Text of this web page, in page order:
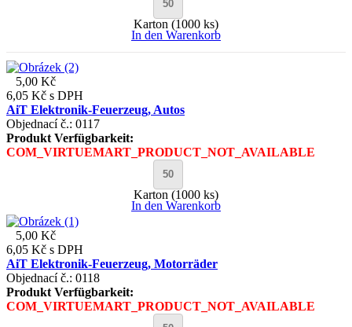
Karton (1000 ks)
In den Warenkorb
5,00 Kč
6,05 Kč s DPH
AiT Elektronik-Feuerzeug, Autos
Objednací č.: 0117
Produkt Verfügbarkeit:
COM_VIRTUEMART_PRODUCT_NOT_AVAILABLE
Karton (1000 ks)
In den Warenkorb
5,00 Kč
6,05 Kč s DPH
AiT Elektronik-Feuerzeug, Motorräder
Objednací č.: 0118
Produkt Verfügbarkeit:
COM_VIRTUEMART_PRODUCT_NOT_AVAILABLE